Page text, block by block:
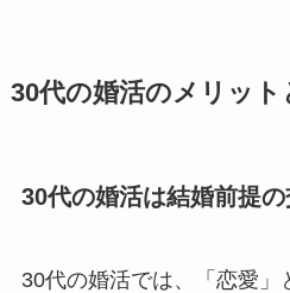
30代の婚活のメリット
30代の婚活は結婚前提
30代の婚活では、「恋愛」